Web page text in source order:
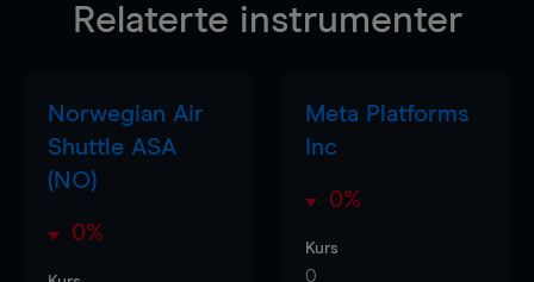
Relaterte instrumenter
Norwegian Air
Shuttle ASA
(NO)
0%
Meta Platforms
Inc
0%
Kurs
0